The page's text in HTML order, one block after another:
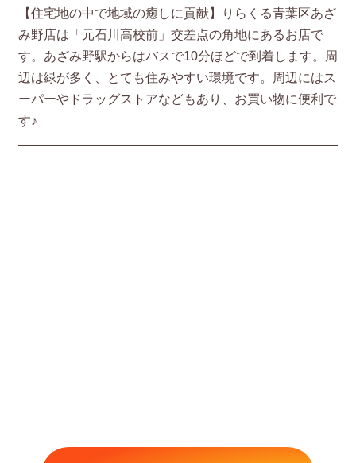
【住宅地の中で地域の癒しに貢献】りらくる青葉区あざ
み野店は「元石川高校前」交差点の角地にあるお店で
す。あざみ野駅からはバスで10分ほどで到着します。周
辺は緑が多く、とても住みやすい環境です。周辺にはス
ーパーやドラッグストアなどもあり、お買い物に便利で
す♪